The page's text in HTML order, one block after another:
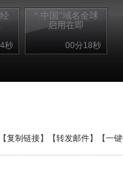
秒
“.中国”域名全球
启用在即
00分18秒
复制链接】【转发邮件】【一